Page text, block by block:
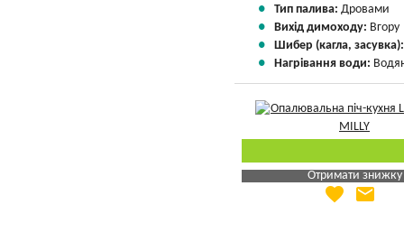
Тип палива: Дровами
Вихід димоходу: Вгору
Шибер (кагла,
Нагрівання води:
Отримати знижку
Яка Ваша ціна
favorite email